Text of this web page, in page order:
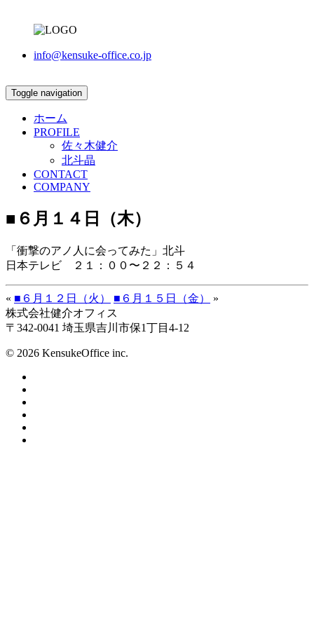
info@kensuke-office.co.jp
Toggle navigation
ホーム
PROFILE
佐々木健介
北斗晶
CONTACT
COMPANY
■６月１４日（木）
「衝撃のアノ人に会ってみた」北斗
日本テレビ ２１：００〜２２：５４
« ■６月１２日（火） ■６月１５日（金）
»
株式会社健介オフィス
〒342-0041 埼玉県吉川市保1丁目4-12
© 2026 KensukeOffice inc.